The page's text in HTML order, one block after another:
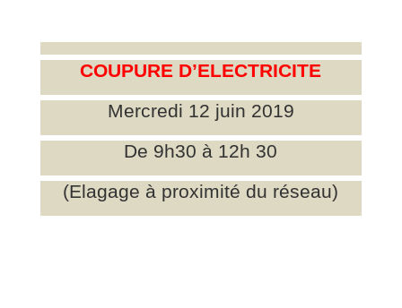
COUPURE D’ELECTRICITE
Mercredi 12 juin 2019
De 9h30 à 12h 30
(Elagage à proximité du réseau)